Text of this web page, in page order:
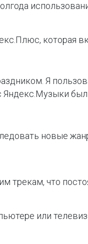
которая
Я
Яндекс.Музыки
новые
трекам, что
или